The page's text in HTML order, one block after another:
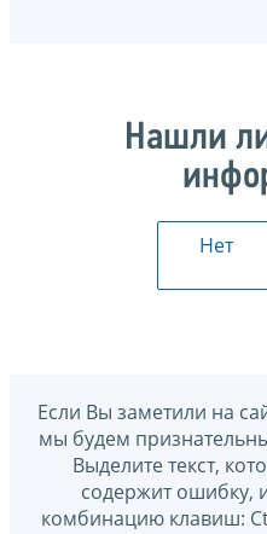
Нашли
Нет
Если Вы заметили на
мы будем
Выделите текст,
содержит ошибку,
комбинацию клавиш: